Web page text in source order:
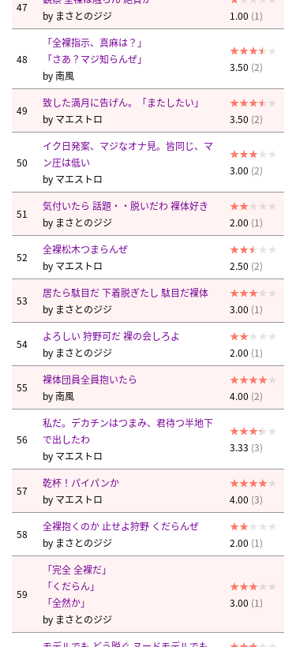
47
by まさとのジジ 1.00 (1)
48
「全裸指示、真麻は？」
「さあ？マジ知らんぜ」
by南風
3.50 (2)
49
致した満月に告げん。「またしたい」
by マエストロ 3.50 (2)
50
イク日発案、マジなオナ見。皆同じ、マ
ン圧は低い
by マエストロ
3.00 (2)
51
気付いたら 話題・・脱いだわ 裸体好き
by まさとのジジ 2.00 (1)
52
全裸松木つまらんぜ
by マエストロ 2.50 (2)
53
居たら駄目だ 下着脱ぎたし 駄目だ裸体
by まさとのジジ 3.00 (1)
54
よろしい 狩野可だ 裸の会しろよ
by まさとのジジ 2.00 (1)
55
裸体団員全員抱いたら
by南風 4.00 (2)
56
私だ。デカチンはつまみ、君待つ半地下
で出したわ
by マエストロ
3.33 (3)
57
乾杯！パイパンか
by マエストロ 4.00 (3)
58
全裸抱くのか 止せよ狩野 くだらんぜ
by まさとのジジ 2.00 (1)
59
「完全 全裸だ」
「くだらん」
「全然か」
by まさとのジジ
3.00 (1)